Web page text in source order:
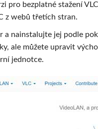
pro bezplatné stažení
z webů třetích stran.
a nainstalujte jej podle
ale můžete upravit
jednotce.